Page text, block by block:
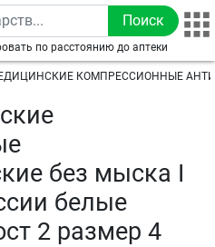
по расстоянию до аптеки
КОМПРЕССИОННЫЕ
без мыска I
белые
2 размер 4